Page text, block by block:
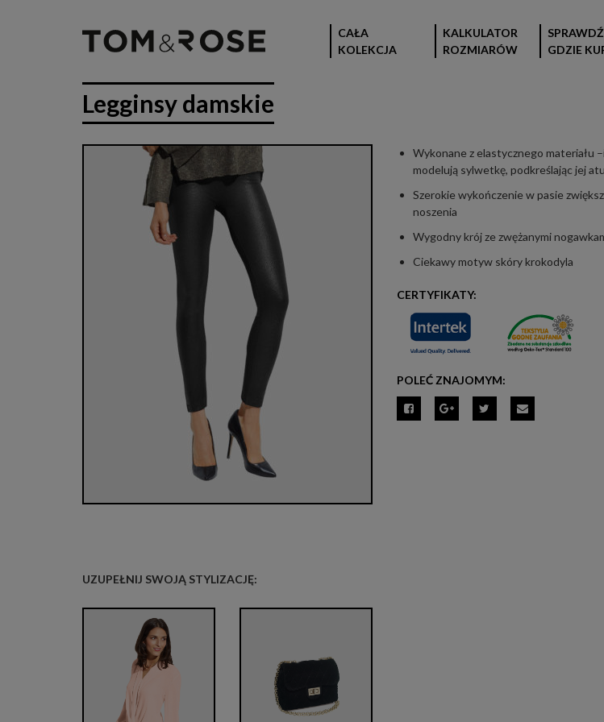
CAŁA
KOLEKCJA
KALKULATOR
ROZMIARÓW
SPRAWDŹ
GDZIE
Legginsy damskie
Wykonane z elastycznego materiału
modelują sylwetkę, podkreślając jej
Szerokie wykończenie w pasie
noszenia
Wygodny krój ze zwężanymi
Ciekawy motyw skóry krokodyla
CERTYFIKATY:
POLEĆ ZNAJOMYM:
UZUPEŁNIJ SWOJĄ STYLIZACJĘ: